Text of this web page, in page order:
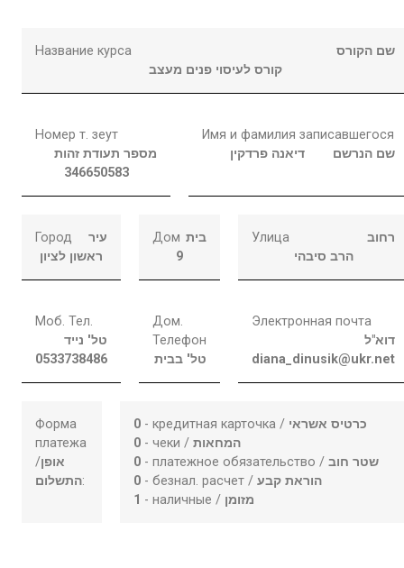
Название курса
שם הקורס
קורס לעיסוי פנים מעצב
Номер т. зеут
מספר תעודת זהות
346650583
Имя и фамилия записавшегося
שם הנרשם
דיאנה פרדקין
Город
עיר
ראשון לציון
Дом בית
9
Улица
רחוב
הרב סיבהי
Моб. Тел.
טל' נייד
0533738486
Дом.
Телефон
טל' בבית
Электронная почта
דוא"ל
diana_dinusik@ukr.net
Форма
платежа
/אופן
התשלום:
0 - кредитная карточка / כרטיס אשראי
0 - чеки /המחאות
0 - платежное обязательство /שטר חוב
0 - безнал. расчет /הוראת קבע
1 - наличные / מזומן